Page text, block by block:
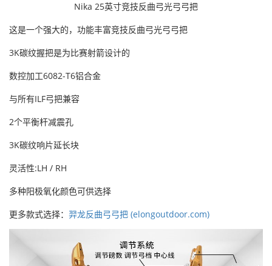
Nika 25英寸竞技反曲弓光弓弓把
这是一个强大的，功能丰富竞技反曲弓光弓弓把
3K碳纹握把是为比赛射箭设计的
数控加工6082-T6铝合金
与所有ILF弓把兼容
2个平衡杆减震孔
3K碳纹响片延长块
灵活性:LH / RH
多种阳极氧化颜色可供选择
更多款式选择： 羿龙反曲弓弓把 (elongoutdoor.com)